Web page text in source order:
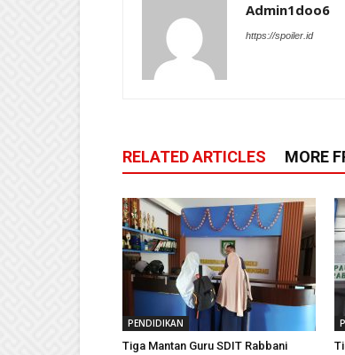
Admin1doo6
https://spoiler.id
RELATED ARTICLES MORE
PENDIDIKAN
Tiga Mantan Guru SDIT Rabbani